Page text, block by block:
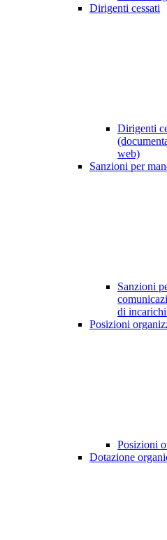
Dirigenti cessati
Dirigenti
web)
Sanzioni per
Sanzioni
di
Posizioni
Posizioni
Dotazione